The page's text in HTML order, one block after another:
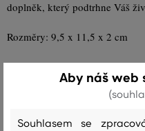
doplněk, který podtrhne Váš
Rozměry: 9,5 x 11,5 x 2 cm
Sezóna: SS24 Kód produktu
Aby náš web
Souhlasem se